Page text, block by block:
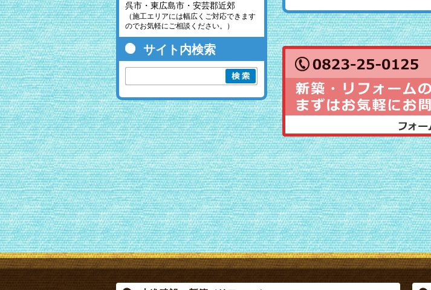
呉市・東広島市・安芸郡近郊
（施工エリアには幅広くご対応できます
のでお気軽にご相談ください。）
サイト内検索